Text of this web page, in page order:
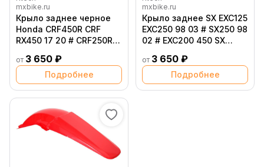
mxbike.ru
Крыло заднее черное
Honda CRF450R CRF
RX450 17 20 # CRF250R
от 3 650 ₽
Подробнее
mxbike.ru
Крыло заднее SX EXC125
EXC250 98 03 # SX250 98
02 # EXC200 450 SX
от 3 650 ₽
Подробнее